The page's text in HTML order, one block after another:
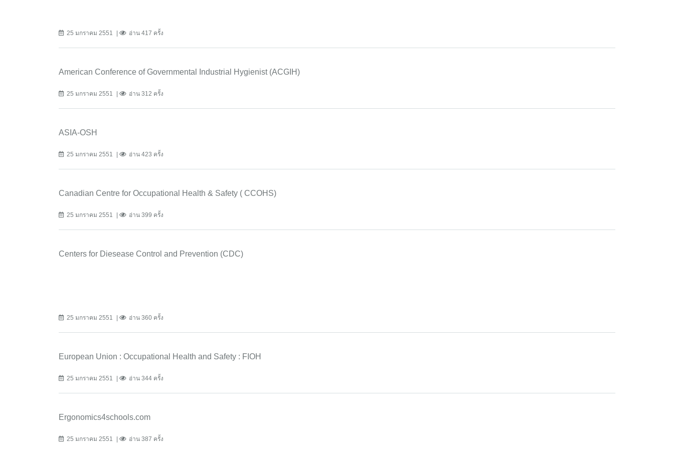
25 มกราคม 2551 อ่าน 417 ครั้ง
American Conference of Governmental Industrial Hygienist (ACGIH)
25 มกราคม 2551 อ่าน 312 ครั้ง
ASIA-OSH
25 มกราคม 2551 อ่าน 423 ครั้ง
Canadian Centre for Occupational Health & Safety ( CCOHS)
25 มกราคม 2551 อ่าน 399 ครั้ง
Centers for Diesease Control and Prevention (CDC)
25 มกราคม 2551 อ่าน 360 ครั้ง
European Union : Occupational Health and Safety : FIOH
25 มกราคม 2551 อ่าน 344 ครั้ง
Ergonomics4schools.com
25 มกราคม 2551 อ่าน 387 ครั้ง